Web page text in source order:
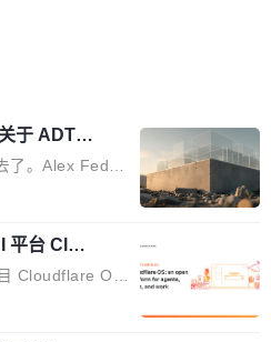
于 ADT
了。Alex Fedos
他说的东西不新
其是和类型
件事：这不是类
的思维方式。 文
站的深色主题
来表示——bool
平台 Clou
Cloudflare O
得这是又一
个大厂都在